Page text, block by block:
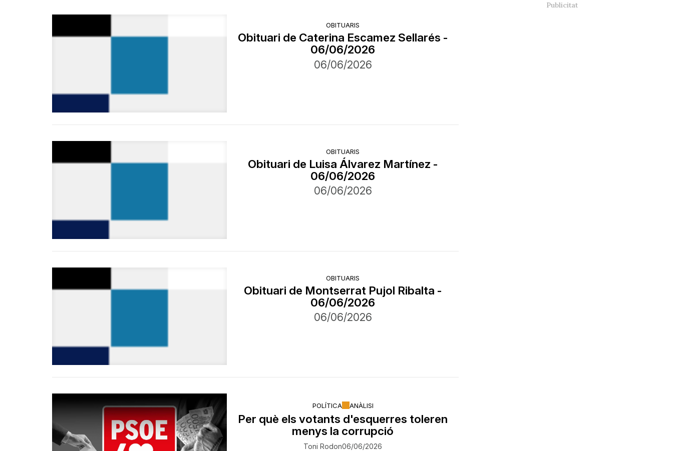
OBITUARIS
Obituari de Caterina Escamez Sellarés -
06/06/2026
06/06/2026
OBITUARIS
Obituari de Luisa Álvarez Martínez -
06/06/2026
06/06/2026
OBITUARIS
Obituari de Montserrat Pujol Ribalta -
06/06/2026
06/06/2026
POLÍTICA ANÀLISI
Per què els votants d'esquerres toleren
menys la corrupció
Toni Rodon06/06/2026